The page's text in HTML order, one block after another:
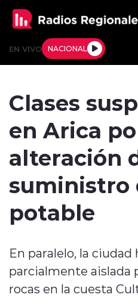
EN VIVO NACIONAL
Tendencias
Deportes
Internacional
Entrevistas
Clases
en Arica
alteración
suministro
potable
En paralelo, la ciudad
parcialmente aislada
rocas en la cuesta